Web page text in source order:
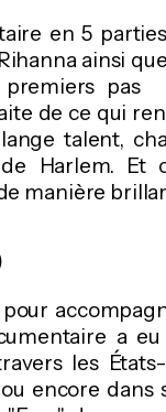
en 5
ainsi
pas
de ce qui
talent,
Harlem. Et
manière
a
les
encore